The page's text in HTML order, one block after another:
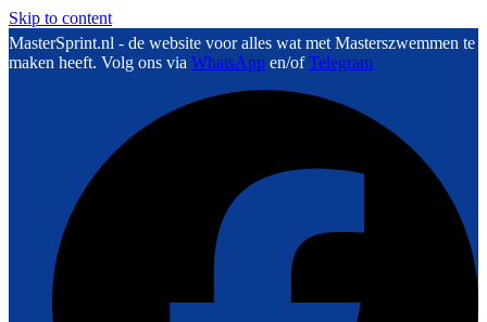
Skip to content
MasterSprint.nl - de website voor alles wat met Masterszwemmen te
maken heeft. Volg ons via WhatsApp en/ofTelegram